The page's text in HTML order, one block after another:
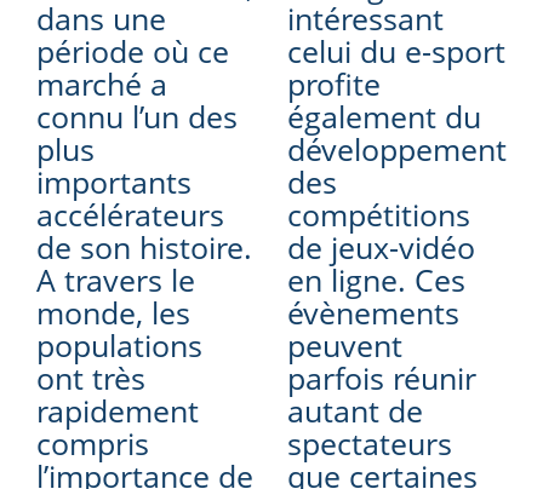
dans une
période où ce
marché a
connu l’un des
plus
importants
accélérateurs
de son histoire.
A travers le
monde, les
populations
ont très
rapidement
compris
l’importance de
intéressant
celui du e-sport
profite
également du
développement
des
compétitions
de jeux-vidéo
en ligne. Ces
évènements
peuvent
parfois réunir
autant de
spectateurs
que certaines